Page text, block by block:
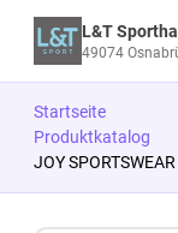
L&T
49074
Startseite
Produktkatalog
JOY